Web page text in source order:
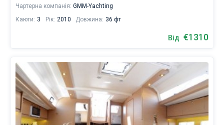
Чартерна компанія: GMM-Yachting
Каюти: 3 Рік: 2010 Довжина: 36 фт
Від €1310